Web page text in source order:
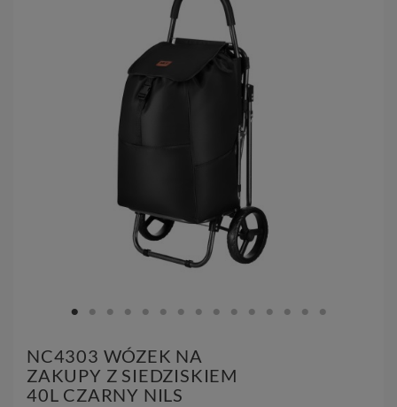
NC4303 WÓZEK NA
ZAKUPY Z SIEDZISKIEM
40L CZARNY NILS